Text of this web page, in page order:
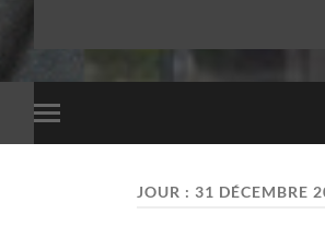
Toggle
mobile
JOUR :31 DÉCEMBRE